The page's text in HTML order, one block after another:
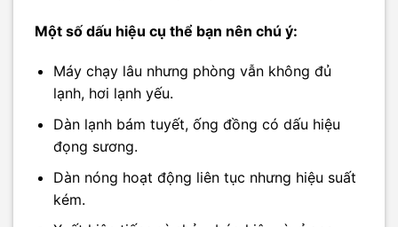
Một số dấu hiệu cụ thể bạn nên chú ý:
Máy chạy lâu nhưng phòng vẫn không đủ
lạnh, hơi lạnh yếu.
Dàn lạnh bám tuyết, ống đồng có dấu hiệu
đọng sương.
Dàn nóng hoạt động liên tục nhưng hiệu suất
kém.